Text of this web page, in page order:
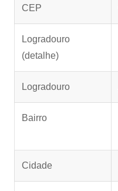
CEP
Logradouro
(detalhe)
Logradouro
Bairro
Cidade